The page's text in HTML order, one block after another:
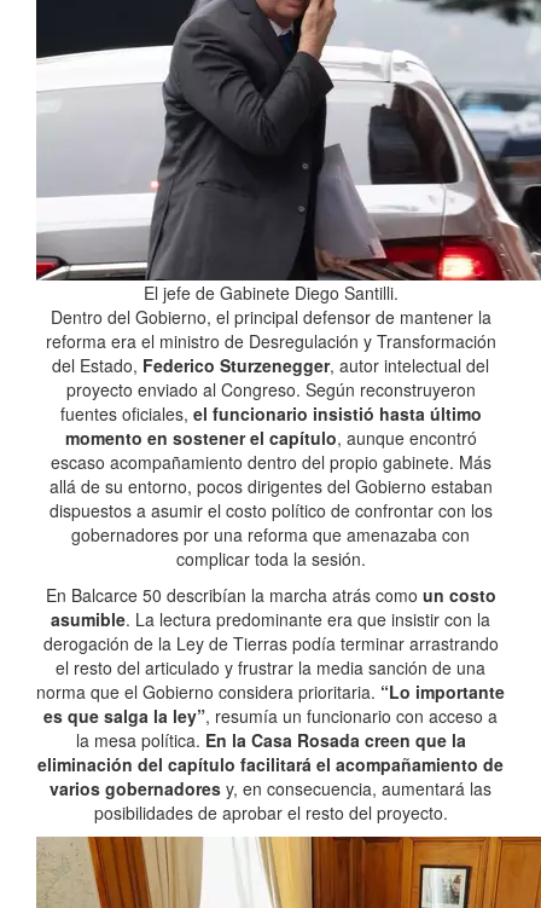
El jefe de Gabinete Diego Santilli.
Dentro del Gobierno, el principal defensor de mantener la
reforma era el ministro de Desregulación y Transformación
del Estado, Federico Sturzenegger, autor intelectual del
proyecto enviado al Congreso. Según reconstruyeron
fuentes oficiales, el funcionario insistió hasta último
momento en sostener el capítulo, aunque encontró
escaso acompañamiento dentro del propio gabinete. Más
allá de su entorno, pocos dirigentes del Gobierno estaban
dispuestos a asumir el costo político de confrontar con los
gobernadores por una reforma que amenazaba con
complicar toda la sesión.
En Balcarce 50 describían la marcha atrás como un costo
asumible. La lectura predominante era que insistir con la
derogación de la Ley de Tierras podía terminar arrastrando
el resto del articulado y frustrar la media sanción de una
norma que el Gobierno considera prioritaria. “Lo importante
es que salga la ley”, resumía un funcionario con acceso a
la mesa política. En la Casa Rosada creen que la
eliminación del capítulo facilitará el acompañamiento de
varios gobernadores y, en consecuencia, aumentará las
posibilidades de aprobar el resto del proyecto.